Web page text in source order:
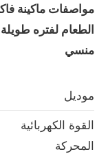
مواصفات ماكينة
الطعام لفتره
منسي
موديل
القوة الكهربائية
المحركة